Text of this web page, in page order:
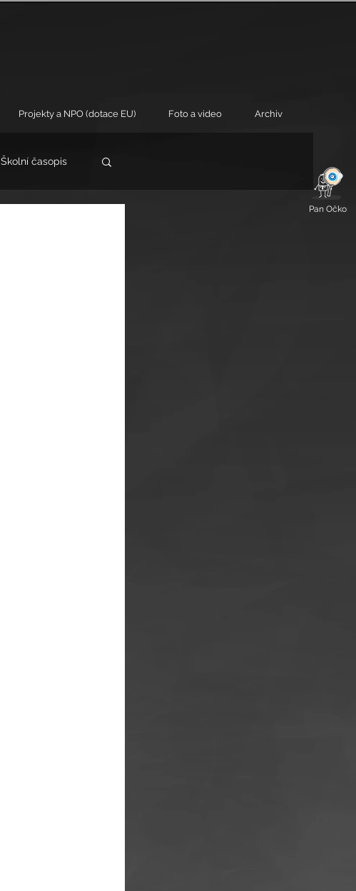
Pan Očko
Projekty a NPO (dotace EU) Foto a video Archiv
Školní časopis